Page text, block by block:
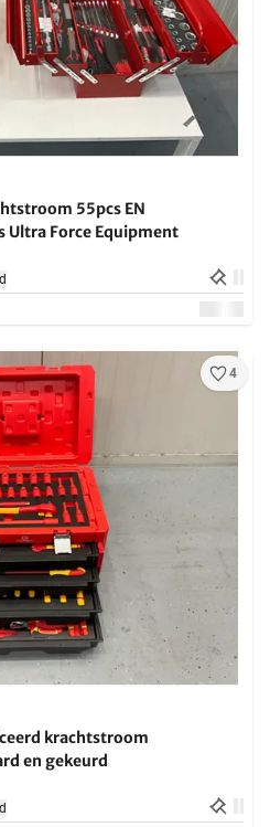
55pcs EN
Ultra Force Equipment
4
krachtstroom
en gekeurd